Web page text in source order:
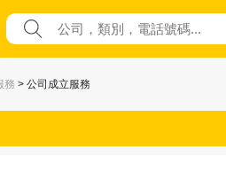
務 > 公司成立服務